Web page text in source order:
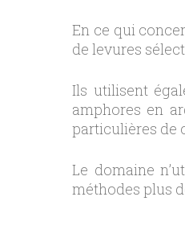
En ce qui
de levures
Ils utilisent
amphores en
particulières de
Le domaine
méthodes plus